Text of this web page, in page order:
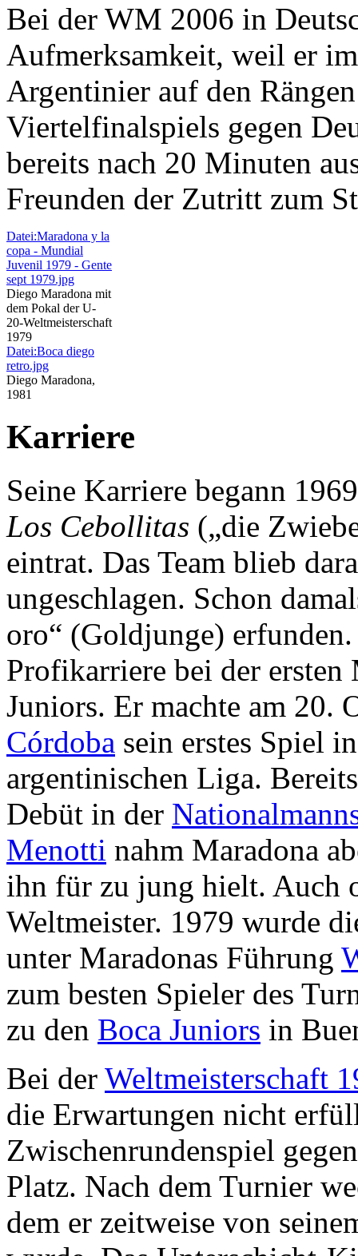
Bei der WM 2006 in
Aufmerksamkeit, weil er
Argentinier auf den
Viertelfinalspiels gegen
bereits nach 20 Minuten
Freunden der Zutritt zum
Datei:Maradona y la
copa - Mundial
Juvenil 1979 - Gente
sept 1979.jpg
Diego Maradona mit
dem Pokal der U-
20-Weltmeisterschaft
1979
Datei:Boca diego
retro.jpg
Diego Maradona,
1981
Karriere
Seine Karriere begann
Los Cebollitas („die
eintrat. Das Team blieb
ungeschlagen. Schon
oro“ (Goldjunge)
Profikarriere bei der
Juniors. Er machte am 20.
Córdoba sein erstes Spiel
argentinischen Liga.
Debüt in der
Menotti nahm Maradona
ihn für zu jung hielt. Auch
Weltmeister. 1979 wurde
unter Maradonas Führung
zum besten Spieler des
zu den Boca Juniors in
Bei der Weltmeisterschaft
die Erwartungen nicht
Zwischenrundenspiel
Platz. Nach dem Turnier
dem er zeitweise von